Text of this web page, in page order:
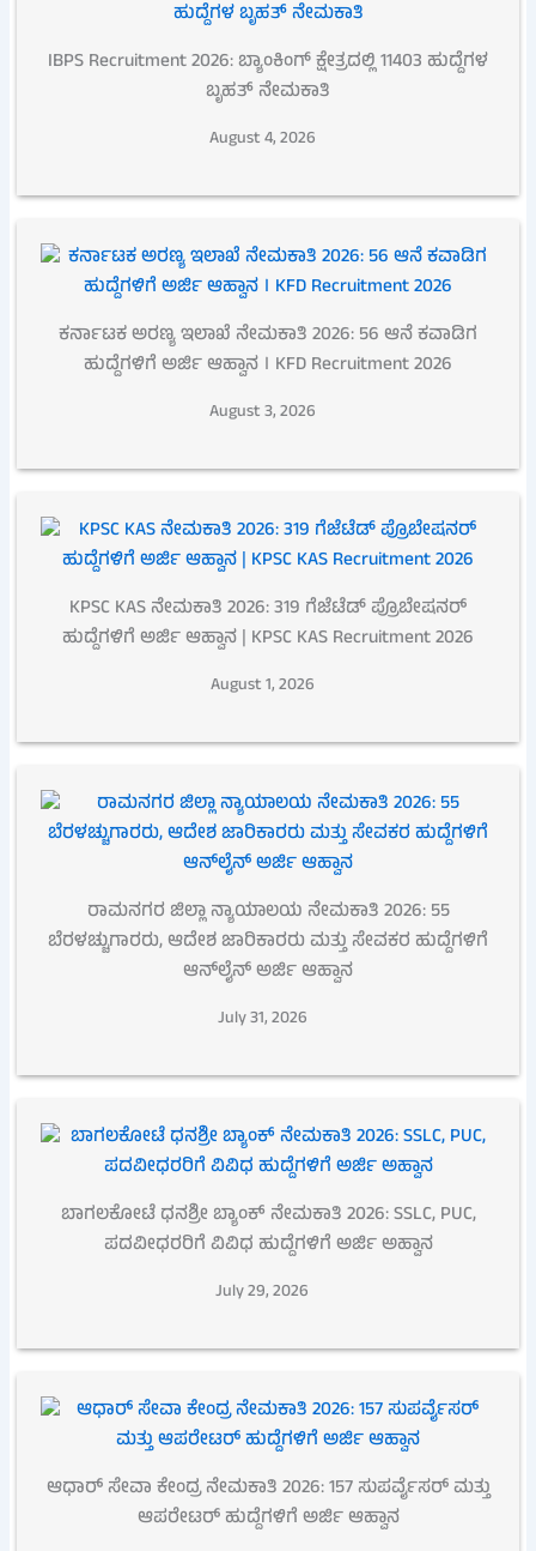
IBPS Recruitment 2026: ಬ್ಯಾಂಕಿಂಗ್ ಕ್ಷೇತ್ರದಲ್ಲಿ 11403 ಹುದ್ದೆಗಳ
ಬೃಹತ್ ನೇಮಕಾತಿ
August 4, 2026
ಕರ್ನಾಟಕ ಅರಣ್ಯ ಇಲಾಖೆ ನೇಮಕಾತಿ 2026: 56 ಆನೆ ಕವಾಡಿಗ
ಹುದ್ದೆಗಳಿಗೆ ಅರ್ಜಿ ಆಹ್ವಾನ । KFD Recruitment 2026
August 3, 2026
KPSC KAS ನೇಮಕಾತಿ 2026: 319 ಗೆಜೆಟೆಡ್ ಪ್ರೊಬೇಷನರ್
ಹುದ್ದೆಗಳಿಗೆ ಅರ್ಜಿ ಆಹ್ವಾನ | KPSC KAS Recruitment 2026
August 1, 2026
ರಾಮನಗರ ಜಿಲ್ಲಾ ನ್ಯಾಯಾಲಯ ನೇಮಕಾತಿ 2026: 55
ಬೆರಳಚ್ಚುಗಾರರು, ಆದೇಶ ಜಾರಿಕಾರರು ಮತ್ತು ಸೇವಕರ ಹುದ್ದೆಗಳಿಗೆ
ಆನ್‌ಲೈನ್ ಅರ್ಜಿ ಆಹ್ವಾನ
July 31, 2026
ಬಾಗಲಕೋಟೆ ಧನಶ್ರೀ ಬ್ಯಾಂಕ್ ನೇಮಕಾತಿ 2026: SSLC, PUC,
ಪದವೀಧರರಿಗೆ ವಿವಿಧ ಹುದ್ದೆಗಳಿಗೆ ಅರ್ಜಿ ಅಹ್ವಾನ
July 29, 2026
ಆಧಾರ್ ಸೇವಾ ಕೇಂದ್ರ ನೇಮಕಾತಿ 2026: 157 ಸುಪರ್ವೈಸರ್ ಮತ್ತು
ಆಪರೇಟರ್ ಹುದ್ದೆಗಳಿಗೆ ಅರ್ಜಿ ಆಹ್ವಾನ